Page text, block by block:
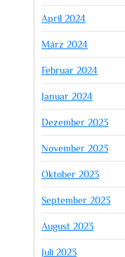
April 2024
März 2024
Februar 2024
Januar 2024
Dezember 2023
November 2023
Oktober 2023
September 2023
August 2023
Juli 2023